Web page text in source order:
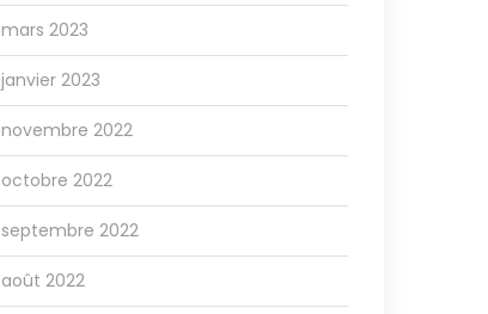
mars 2023
janvier 2023
novembre 2022
octobre 2022
septembre 2022
août 2022